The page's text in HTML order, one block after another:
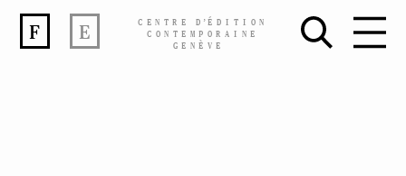
CENTRE D’ÉDITION
CONTEMPORAINE
GENÈVE
F E